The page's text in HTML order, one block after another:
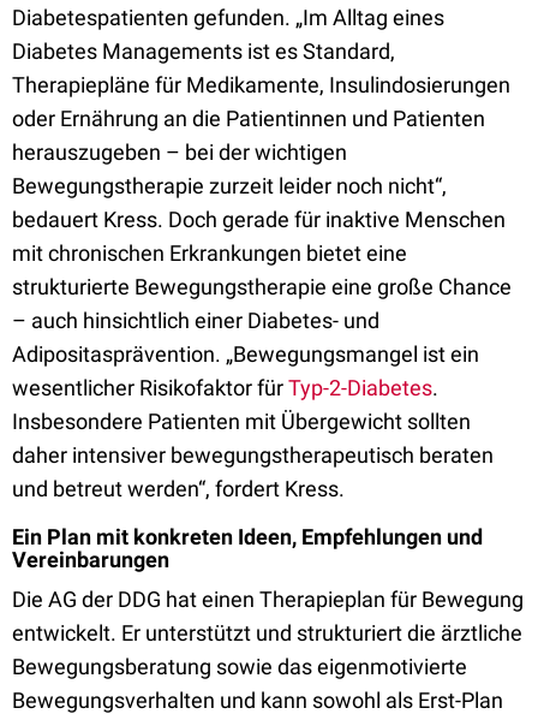
Diabetespatienten gefunden. „Im Alltag eines
Diabetes Managements ist es Standard,
Therapiepläne für Medikamente, Insulindosierungen
oder Ernährung an die Patientinnen und Patienten
herauszugeben – bei der wichtigen
Bewegungstherapie zurzeit leider noch nicht“,
bedauert Kress. Doch gerade für inaktive Menschen
mit chronischen Erkrankungen bietet eine
strukturierte Bewegungstherapie eine große Chance
– auch hinsichtlich einer Diabetes- und
Adipositasprävention. „Bewegungsmangel ist ein
wesentlicher Risikofaktor fürTyp-2-Diabetes.
Insbesondere Patienten mit Übergewicht sollten
daher intensiver bewegungstherapeutisch beraten
und betreut werden“, fordert Kress.
Ein Plan mit konkreten Ideen, Empfehlungen und
Vereinbarungen
Die AG der DDG hat einen Therapieplan für Bewegung
entwickelt. Er unterstützt und strukturiert die ärztliche
Bewegungsberatung sowie das eigenmotivierte
Bewegungsverhalten und kann sowohl als Erst-Plan